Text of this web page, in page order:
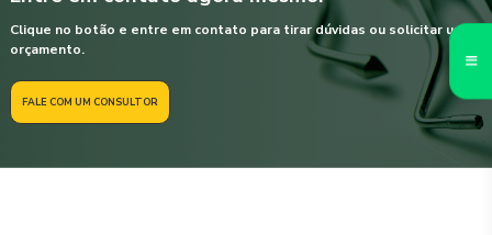
Clique no botão e entre em contato para tirar dúvidas ou solicitar um
orçamento.
FALE COM UM CONSULTOR